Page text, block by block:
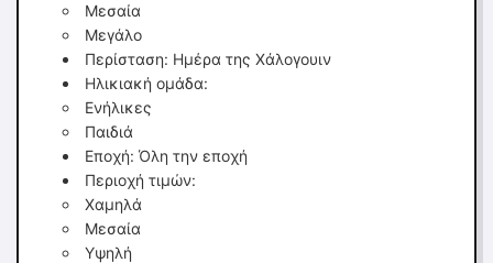
Μεσαία
Μεγάλο
Περίσταση: Ημέρα της Χάλογουιν
Ηλικιακή ομάδα:
Ενήλικες
Παιδιά
Εποχή: Όλη την εποχή
Περιοχή τιμών:
Χαμηλά
Μεσαία
Υψηλή